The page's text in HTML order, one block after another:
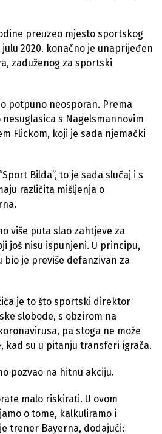
preuzeo mjesto sportskog
2020. konačno je unaprijeđen
zaduženog za sportski
potpuno neosporan. Prema
s Nagelsmannovim
Flickom, koji je sada njemački
Bilda”, to je sada slučaj i s
različita mišljenja o
više puta slao zahtjeve za
još nisu ispunjeni. U principu,
je previše defanzivan za
je to što sportski direktor
slobode, s obzirom na
pa stoga ne može
kad su u pitanju transferi igrača.
pozvao na hitnu akciju.
malo riskirati. U ovom
o tome, kalkuliramo i
trener Bayerna, dodajući: